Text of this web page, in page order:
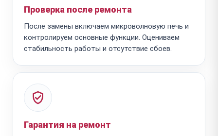
Проверка после ремонта
После замены включаем микроволновую печь и
контролируем основные функции. Оцениваем
стабильность работы и отсутствие сбоев.
Гарантия на ремонт